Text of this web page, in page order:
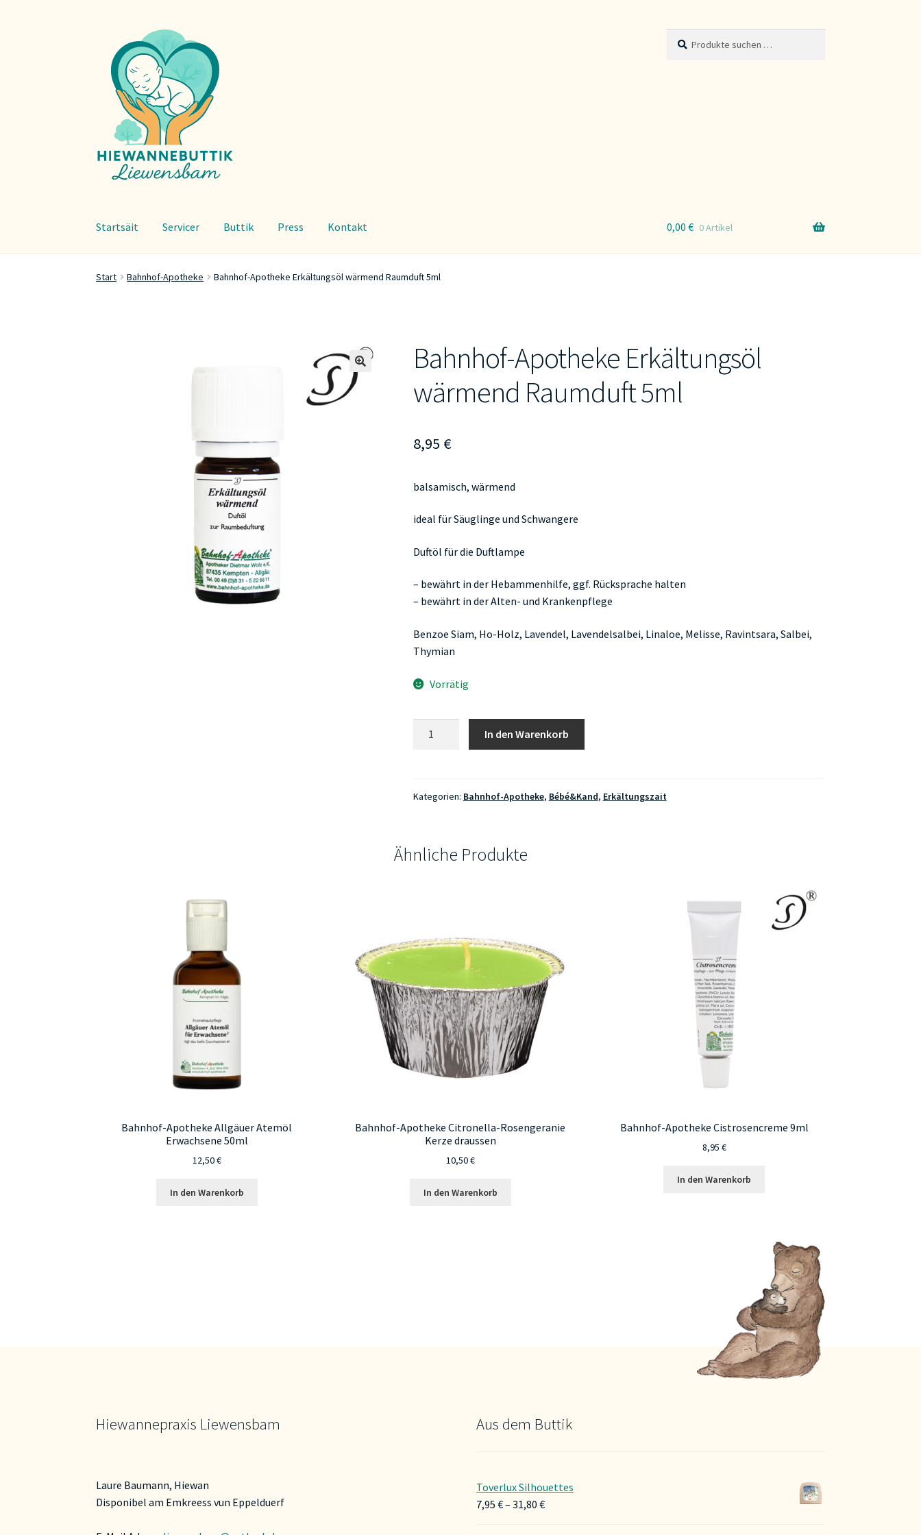
Navigation
springen
Inhalt
springen
nach:
Startsäit Servicer Buttik Press Kontakt 0,00 € 0 Artikel
Start Bahnhof-Apotheke Bahnhof-Apotheke Erkältungsöl wärmend Raumduft 5ml
🔍
Bahnhof-Apotheke Erkältungsöl
wärmend Raumduft 5ml
8,95 €
balsamisch, wärmend
ideal für Säuglinge und Schwangere
Duftöl für die Duftlampe
– bewährt in der Hebammenhilfe, ggf. Rücksprache halten
– bewährt in der Alten- und Krankenpflege
Benzoe Siam, Ho-Holz, Lavendel, Lavendelsalbei, Linaloe, Melisse, Ravintsara, Salbei,
Thymian
Vorrätig
Raumduft
In den Warenkorb
Kategorien: Bahnhof-Apotheke, Bébé&Kand, Erkältungszait
Ähnliche Produkte
Bahnhof-Apotheke Allgäuer Atemöl
Erwachsene 50ml
12,50€
In den Warenkorb
Bahnhof-Apotheke Citronella-Rosengeranie
Kerze draussen
10,50€
In den Warenkorb
Bahnhof-Apotheke Cistrosencreme 9ml
8,95 €
In den Warenkorb
Hiewannepraxis Liewensbam
Laure Baumann, Hiewan
Disponibel am Emkreess vun Eppelduerf
Aus dem Buttik
Toverlux Silhouettes
7,95€–31,80€Preisspanne: